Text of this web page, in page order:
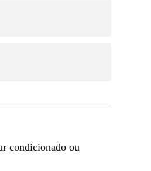
condicionado ou